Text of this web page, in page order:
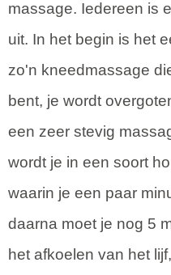
massage. Iedereen is
uit. In het begin is het
zo'n kneedmassage
bent, je wordt
een zeer stevig
wordt je in een soort
waarin je een paar
daarna moet je nog 5
het afkoelen van het